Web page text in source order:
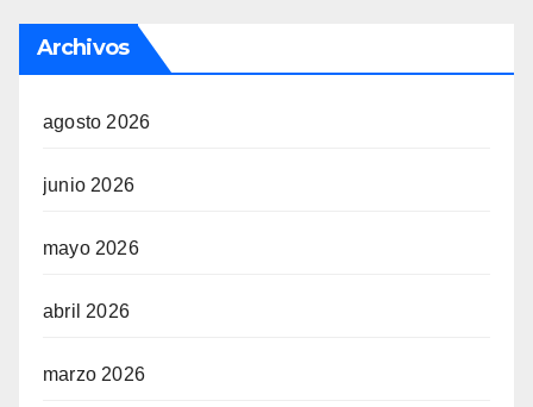
Archivos
agosto 2026
junio 2026
mayo 2026
abril 2026
marzo 2026